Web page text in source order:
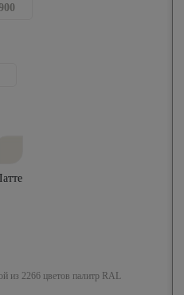
из 2266 цветов палитр RAL